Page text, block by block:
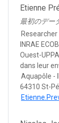
Etienne
最初のデー
Researcher
INRAE
Ouest-
dans leur
Aquapôle -
64310 St-